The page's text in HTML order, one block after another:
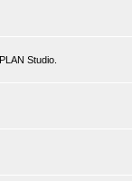
Studio.